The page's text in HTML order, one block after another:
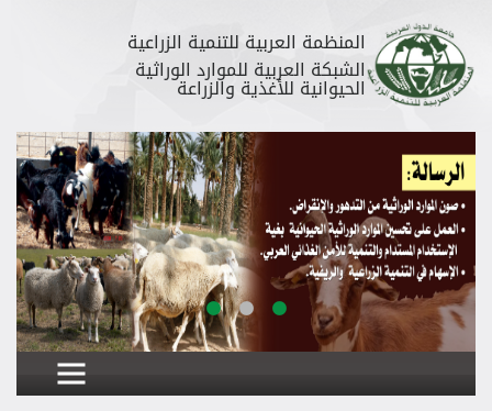
المنظمة العربية للتنمية الزراعية
الشبكة العربية للموارد الوراثية
الحيوانية للأغذية والزراعة